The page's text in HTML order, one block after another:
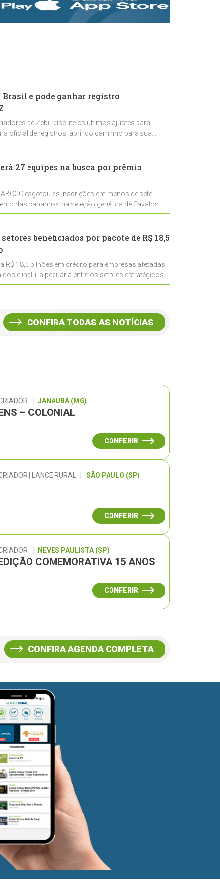
rastreabilidade e
rigor técnico para
Brasil e pode ganhar registro
de Zebu discute os últimos ajustes para
oficial de registros, abrindo caminho para sua
27 equipes na busca por prêmio
esgotou as inscrições em menos de sete
das cabanhas na seleção genética de Cavalos
beneficiados por pacote de R$ 18,5
R$ 18,5 bilhões em crédito para empresas afetadas
e inclui a pecuária entre os setores estratégicos
CONFIRA TODAS AS NOTÍCIAS
JANAUBÁ (MG)
– COLONIAL
CONFERIR
| LANCE RURAL SÃO PAULO (SP)
CONFERIR
NEVES PAULISTA (SP)
COMEMORATIVA 15 ANOS
CONFERIR
CONFIRA AGENDA COMPLETA